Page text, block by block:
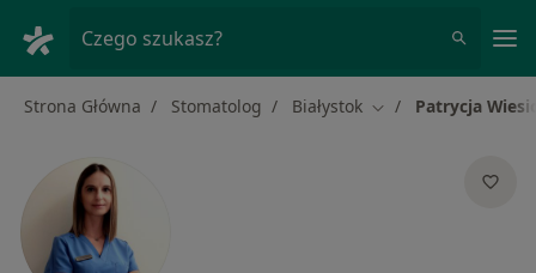
Czego szukasz?
Strona Główna Stomatolog Białystok Zmień miasto
Patrycja